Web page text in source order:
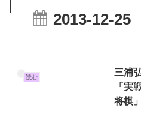
2013-12-25
読む
三浦
「実
将棋」